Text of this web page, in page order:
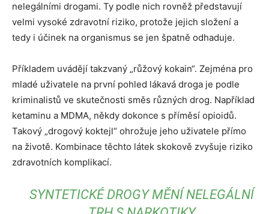
nelegálními drogami. Ty podle nich rovněž představují
velmi vysoké zdravotní riziko, protože jejich složení a
tedy i účinek na organismus se jen špatně odhaduje.
Příkladem uvádějí takzvaný „růžový kokain“. Zejména pro
mladé uživatele na první pohled lákavá droga je podle
kriminalistů ve skutečnosti směs různých drog. Například
ketaminu a MDMA, někdy dokonce s příměsí opioidů.
Takový „drogový koktejl“ ohrožuje jeho uživatele přímo
na životě. Kombinace těchto látek skokově zvyšuje riziko
zdravotních komplikací.
SYNTETICKÉ DROGY MĚNÍ NELEGÁLNÍ